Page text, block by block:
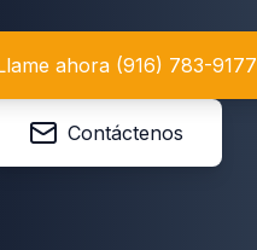
ahora (916) 783-9177
Contáctenos